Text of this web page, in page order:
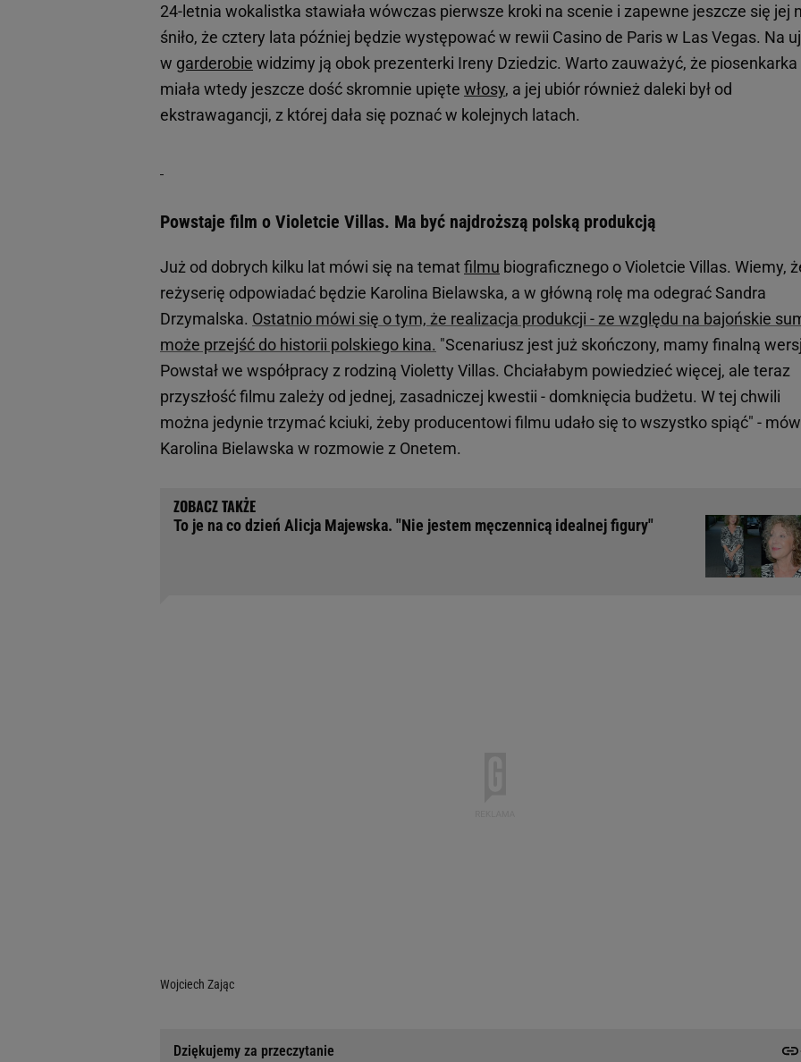
24-letnia wokalistka stawiała wówczas pierwsze kroki na scenie i zapewne jeszcze się jej
śniło, że cztery lata później będzie występować w rewii Casino de Paris w Las Vegas. Na
w garderobie widzimy ją obok prezenterki Ireny Dziedzic. Warto zauważyć, że piosenkarka
miała wtedy jeszcze dość skromnie upięte włosy, a jej ubiór również daleki był od
ekstrawagancji, z której dała się poznać w kolejnych latach.
Powstaje film o Violetcie Villas. Ma być najdroższą polską produkcją
Już od dobrych kilku lat mówi się na tematfilmu biograficznego o Violetcie Villas. Wiemy,
reżyserię odpowiadać będzie Karolina Bielawska, a w główną rolę ma odegrać Sandra
Drzymalska. Ostatnio mówi się o tym, że realizacja produkcji - ze względu na bajońskie
może przejść do historii polskiego kina. "Scenariusz jest już skończony, mamy finalną
Powstał we współpracy z rodziną Violetty Villas. Chciałabym powiedzieć więcej, ale teraz
przyszłość filmu zależy od jednej, zasadniczej kwestii - domknięcia budżetu. W tej chwili
można jedynie trzymać kciuki, żeby producentowi filmu udało się to wszystko spiąć" -
Karolina Bielawska w rozmowie z Onetem.
To je na co dzień Alicja Majewska. "Nie jestem męczennicą idealnej figury"
Wojciech Zając
Dziękujemy za przeczytanie